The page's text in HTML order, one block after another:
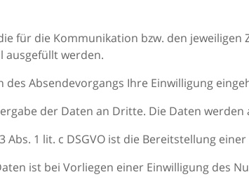
für die Kommunikation bzw. den
ausgefüllt werden.
Absendevorgangs Ihre Einwilligung
der Daten an Dritte. Die Daten
1 lit. c DSGVO ist die Bereitstellung
ist bei Vorliegen einer Einwilligung des